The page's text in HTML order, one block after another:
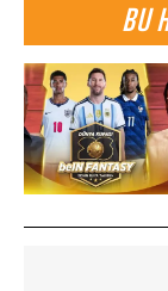
BU